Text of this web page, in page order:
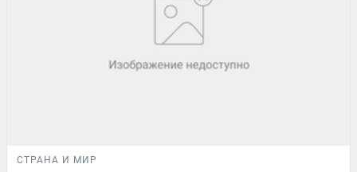
СТРАНА И МИР